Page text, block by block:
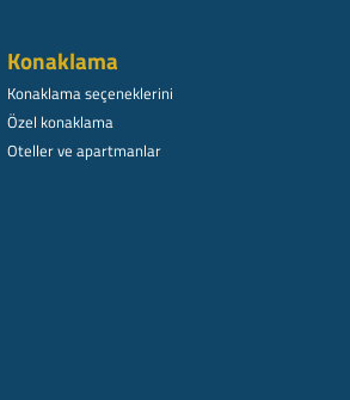
Konaklama
Konaklama seçeneklerini
Özel konaklama
Oteller ve apartmanlar